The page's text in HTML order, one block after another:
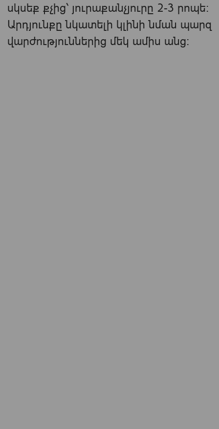
սկսեք քչից՝ յուրաքանչյուրը 2-3 րոպե:
Արդյունքը նկատելի կլինի նման պարզ
վարժություններից մեկ ամիս անց։